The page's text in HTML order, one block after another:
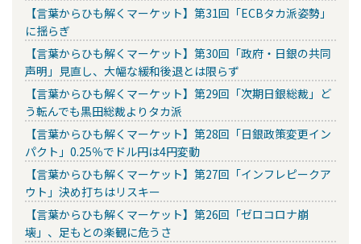
【言葉からひも解くマーケット】第31回「ECBタカ派姿勢」
に揺らぎ
【言葉からひも解くマーケット】第30回「政府・日銀の共同
声明」見直し、大幅な緩和後退とは限らず
【言葉からひも解くマーケット】第29回「次期日銀総裁」ど
う転んでも黒田総裁よりタカ派
【言葉からひも解くマーケット】第28回「日銀政策変更イン
パクト」0.25％でドル円は4円変動
【言葉からひも解くマーケット】第27回「インフレピークア
ウト」決め打ちはリスキー
【言葉からひも解くマーケット】第26回「ゼロコロナ崩
壊」、足もとの楽観に危うさ